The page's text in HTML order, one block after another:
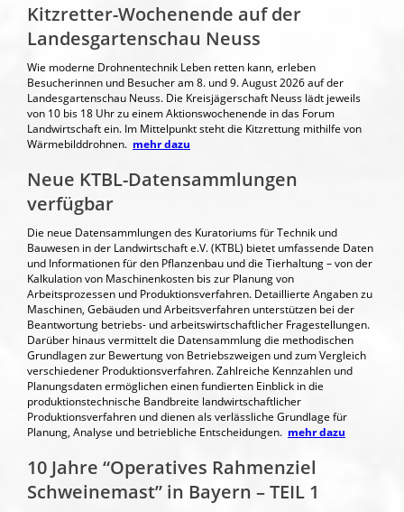
Kitzretter-Wochenende auf der
Landesgartenschau Neuss
Wie moderne Drohnentechnik Leben retten kann, erleben
Besucherinnen und Besucher am 8. und 9. August 2026 auf der
Landesgartenschau Neuss. Die Kreisjägerschaft Neuss lädt jeweils
von 10 bis 18 Uhr zu einem Aktionswochenende in das Forum
Landwirtschaft ein. Im Mittelpunkt steht die Kitzrettung mithilfe von
Wärmebilddrohnen. mehr dazu
Neue KTBL-Datensammlungen
verfügbar
Die neue Datensammlungen des Kuratoriums für Technik und
Bauwesen in der Landwirtschaft e.V. (KTBL) bietet umfassende Daten
und Informationen für den Pflanzenbau und die Tierhaltung – von der
Kalkulation von Maschinenkosten bis zur Planung von
Arbeitsprozessen und Produktionsverfahren. Detaillierte Angaben zu
Maschinen, Gebäuden und Arbeitsverfahren unterstützen bei der
Beantwortung betriebs- und arbeitswirtschaftlicher Fragestellungen.
Darüber hinaus vermittelt die Datensammlung die methodischen
Grundlagen zur Bewertung von Betriebszweigen und zum Vergleich
verschiedener Produktionsverfahren. Zahlreiche Kennzahlen und
Planungsdaten ermöglichen einen fundierten Einblick in die
produktionstechnische Bandbreite landwirtschaftlicher
Produktionsverfahren und dienen als verlässliche Grundlage für
Planung, Analyse und betriebliche Entscheidungen. mehr dazu
10 Jahre “Operatives Rahmenziel
Schweinemast” in Bayern – TEIL 1